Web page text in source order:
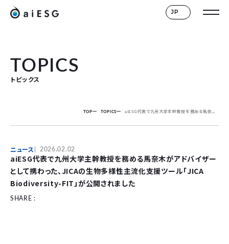
JP
TOPICS
トピックス
TOP TOPICS aiESG代表で九州大学主幹教授を務める馬奈木がアドバイザーとして携わった、JICAの生物多様性主流化支援ツール「JICA Biodiversity-FIT」が公開されました
ニュース 2026.02.02
aiESG代表で九州大学主幹教授を務める馬奈木がアドバイザー
として携わった、JICAの生物多様性主流化支援ツール「JICA
Biodiversity-FIT」が公開されました
SHARE :